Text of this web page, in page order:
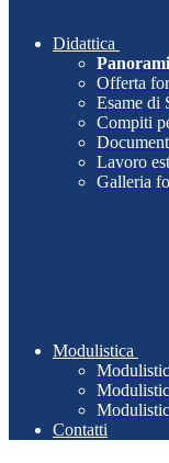
Didattica
Offerta
Esame di
Compiti
Lavoro
Galleria
Modulistica
Contatti